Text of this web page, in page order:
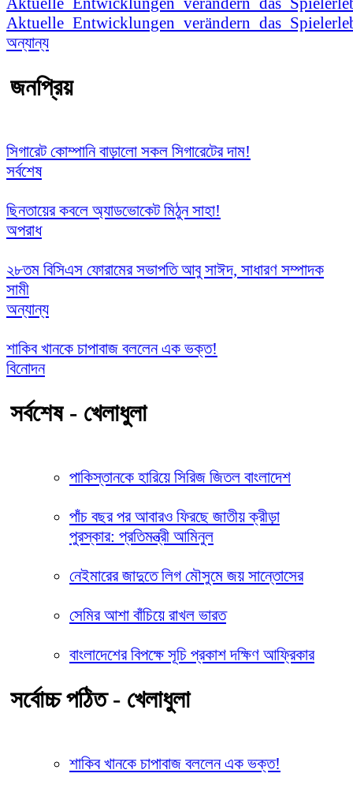
অন্যান্য
জনপ্রিয়
সিগারেট কোম্পানি বাড়ালো সকল সিগারেটের দাম!
সর্বশেষ
ছিনতায়ের কবলে অ্যাডভোকেট মিঠুন সাহা!
অপরাধ
২৮তম বিসিএস ফোরামের সভাপতি আবু সাঈদ, সাধারণ সম্পাদক
সামী
অন্যান্য
শাকিব খানকে চাপাবাজ বললেন এক ভক্ত!
বিনোদন
সর্বশেষ - খেলাধুলা
পাকিস্তানকে হারিয়ে সিরিজ জিতল বাংলাদেশ
পাঁচ বছর পর আবারও ফিরছে জাতীয় ক্রীড়া
পুরস্কার: প্রতিমন্ত্রী আমিনুল
নেইমারের জাদুতে লিগ মৌসুমে জয় সান্তোসের
সেমির আশা বাঁচিয়ে রাখল ভারত
বাংলাদেশের বিপক্ষে সূচি প্রকাশ দক্ষিণ আফ্রিকার
সর্বোচ্চ পঠিত - খেলাধুলা
শাকিব খানকে চাপাবাজ বললেন এক ভক্ত!